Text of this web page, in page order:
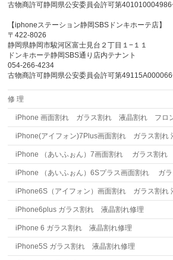
古物商許可静岡県公安委員会許可第401010004986
【iphoneステーション静岡SBSドンキホーテ店】
〒422-8026
静岡県静岡市駿河区富士見台２丁目１−１１
ドンキホーテ静岡SBS通り店内テナント
054-266-4234
古物商許可静岡県公安委員会許可第
修 理
iPhone 画面割れ ガラス割れ 液晶割れ フロ
iPhone(アイフォン)7Plus画面割れ ガラス割れ
iPhone （あいふぉん）7画面割れ ガラス割れ
iPhone （あいふぉん）6Sプラス画面割れ ガ
iPhone6S（アイフォン）画面割れ ガラス割れ
iPhone6plus ガラス割れ 液晶割れ修理
iPhone 6 ガラス割れ 液晶割れ修理
iPhone5S ガラス割れ 液晶割れ修理